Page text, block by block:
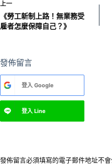
上一
《勞工新制上路！無業務受
雇者怎麼保障自己？》
發佈留言
登入 Google
登入 Line
發佈留言必須填寫的電子郵件地址不會
A
t
n
v